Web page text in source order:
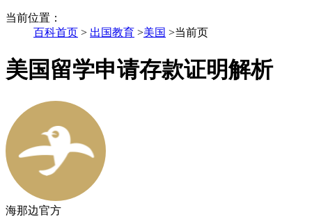
当前位置 ：
百科首页 > 出国教育 >美国 >当前页
美国留学申请存款证明解析
海那边官方